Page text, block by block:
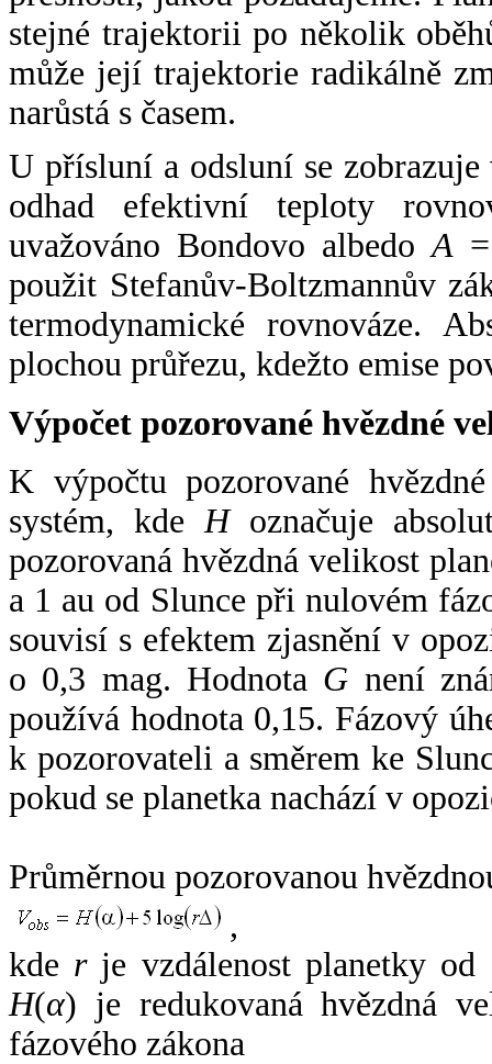
stejné trajektorii po několik
může její trajektorie radikálně
narůstá s časem.
U přísluní a odsluní se
odhad efektivní teploty
uvažováno Bondovo albedoA
použit Stefanův-Boltzmannův
termodynamické rovnováze.
plochou průřezu, kdežto emise
Výpočet pozorované hvězdné
K výpočtu pozorované
systém, kde Hoznačuje
pozorovaná hvězdná velikost
a 1 au od Slunce při nulovém
souvisí s efektem zjasnění v
o 0,3 mag. Hodnota G není
používá hodnota 0,15. Fázový
k pozorovateli a směrem ke
pokud se planetka nachází v
Průměrnou pozorovanou
,
kde rje vzdálenost planetky od
H(α) je redukovaná hvězdná
fázového zákona